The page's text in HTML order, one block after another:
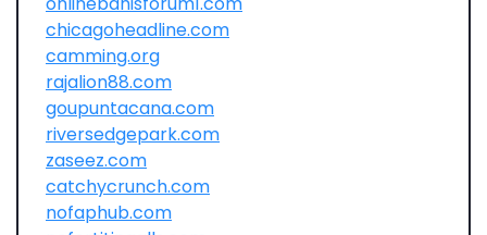
chicagoheadline.com
camming.org
rajalion88.com
goupuntacana.com
riversedgepark.com
zaseez.com
catchycrunch.com
nofaphub.com